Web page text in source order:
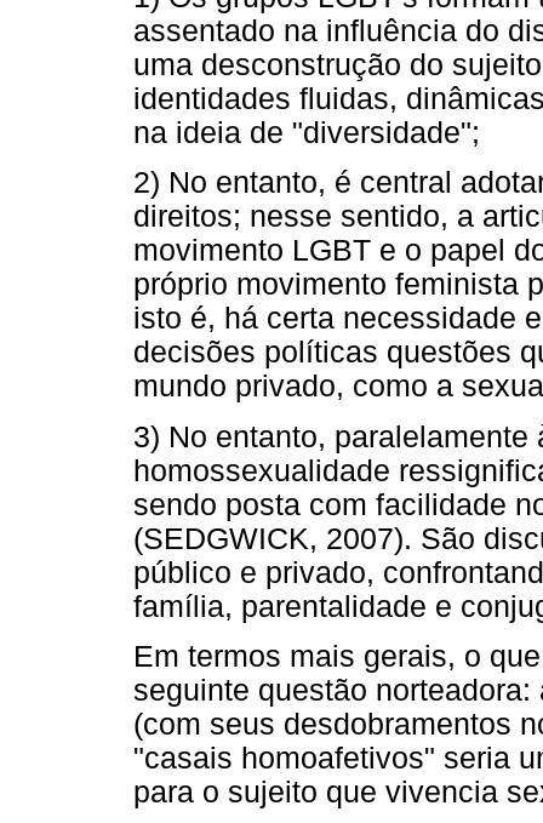
assentado na influência do
uma desconstrução do
identidades fluidas,
na ideia de "diversidade";
2) No entanto, é central
direitos; nesse sentido, a
movimento LGBT e o papel
próprio movimento feminista
isto é, há certa necessidade
decisões políticas questões
mundo privado, como a
3) No entanto,
homossexualidade
sendo posta com facilidade
(SEDGWICK, 2007). São
público e privado,
família, parentalidade e
Em termos mais gerais, o
seguinte questão
(com seus desdobramentos
"casais homoafetivos" seria
para o sujeito que vivencia